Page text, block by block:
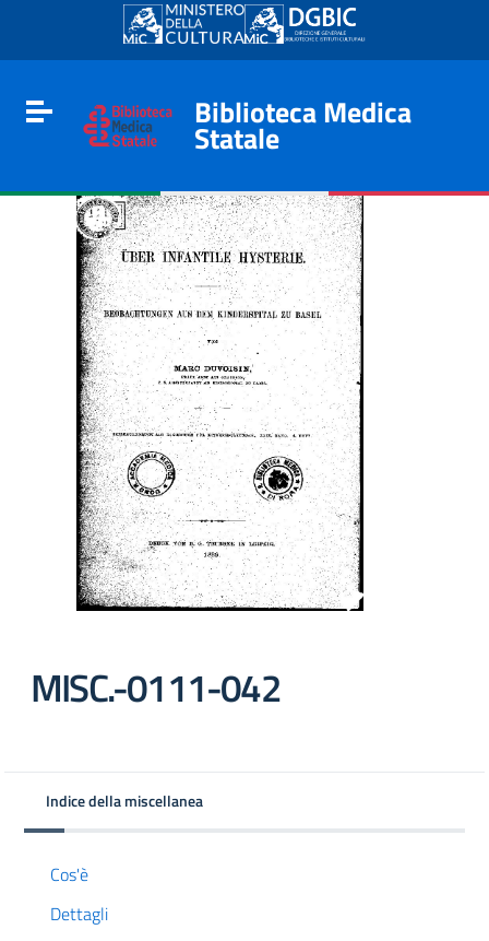
Go to content
Go to the navigation menu
Go to the footer
Toggle navigation
Biblioteca Medica
Statale
MISC.-0111-042
Indice della miscellanea
Cos'è
Dettagli